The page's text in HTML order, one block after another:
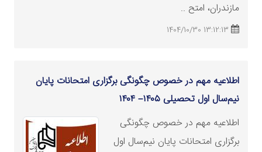
مازندران، امتح ..
13:12:13 1404/10/30
اطلاعیه مهم در خصوص چگونگی برگزاری امتحانات پایان
نیم‌سال اول تحصیلی ۱۴۰۵– ۱۴۰۴
اطلاعیه مهم در خصوص چگونگی
برگزاری امتحانات پایان نیم‌سال اول